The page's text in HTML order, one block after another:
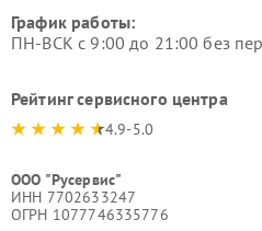
График работы:
ПН-ВСК с 9:00 до 21:00 без
Рейтинг сервисного центра
4.9-5.0
ООО "Русервис"
ИНН 7702633247
ОГРН 1077746335776